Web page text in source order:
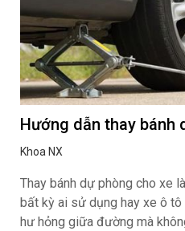
Hướng dẫn thay bánh
Khoa NX
Thay bánh dự phòng cho xe
bất kỳ ai sử dụng hay xe ô
hư hỏng giữa đường mà